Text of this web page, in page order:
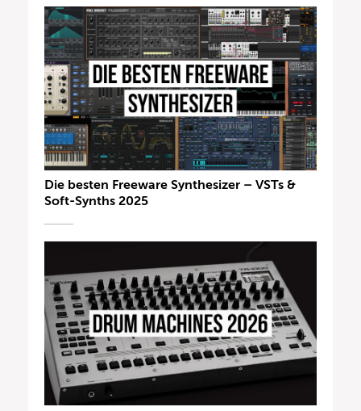
Die besten Freeware Synthesizer – VSTs &
Soft-Synths 2025